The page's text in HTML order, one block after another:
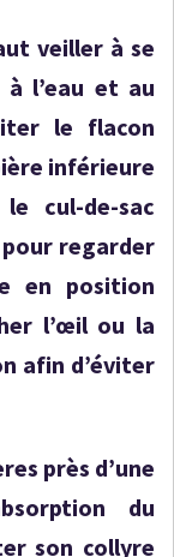
veiller à se
l’eau et au
le flacon
inférieure
cul-de-sac
regarder
en position
l’œil ou la
afin d’éviter
près d’une
du
son collyre